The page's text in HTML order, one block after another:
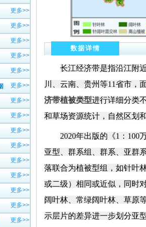
更多>>
更多>>
更多>>
更多>>
更多>>
更多>>
更多>>
更多>>
更多>>
更多>>
更多>>
更多>>
更多>>
更多>>
更多>>
数据详情
长江经济带是指沿江附
川、云南、贵州等11省市，
济带植被类型进行详细分类
和草场资源统计，自然区划
2020年出版的《1 ： 100
亚型、群系组、群系、亚群
落联合为植被型组，如针叶
或二级）相同或近似，同时
阔叶林、常绿阔叶林、草原
示层片的差异进一步划分亚